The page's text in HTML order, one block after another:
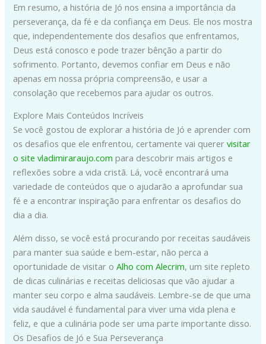
Em resumo, a história de Jó nos ensina a importância da
perseverança, da fé e da confiança em Deus. Ele nos mostra
que, independentemente dos desafios que enfrentamos,
Deus está conosco e pode trazer bênção a partir do
sofrimento. Portanto, devemos confiar em Deus e não
apenas em nossa própria compreensão, e usar a
consolação que recebemos para ajudar os outros.
Explore Mais Conteúdos Incríveis
Se você gostou de explorar a história de Jó e aprender com
os desafios que ele enfrentou, certamente vai querervisitar
o site vladimiraraujo.com para descobrir mais artigos e
reflexões sobre a vida cristã. Lá, você encontrará uma
variedade de conteúdos que o ajudarão a aprofundar sua
fé e a encontrar inspiração para enfrentar os desafios do
dia a dia.
Além disso, se você está procurando por receitas saudáveis
para manter sua saúde e bem-estar, não perca a
oportunidade de visitar oAlho com Alecrim, um site repleto
de dicas culinárias e receitas deliciosas que vão ajudar a
manter seu corpo e alma saudáveis. Lembre-se de que uma
vida saudável é fundamental para viver uma vida plena e
feliz, e que a culinária pode ser uma parte importante disso.
Os Desafios de Jó e Sua Perseverança